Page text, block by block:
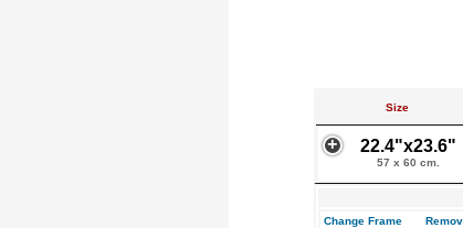
Size
22.4"x23.6"
57 x 60 cm.
Change Frame